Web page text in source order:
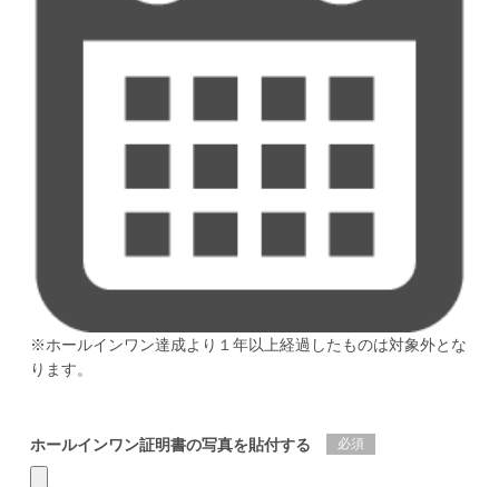
※ホールインワン達成より１年以上経過したものは対象外とな
ります。
ホールインワン証明書の写真を貼付する 必須